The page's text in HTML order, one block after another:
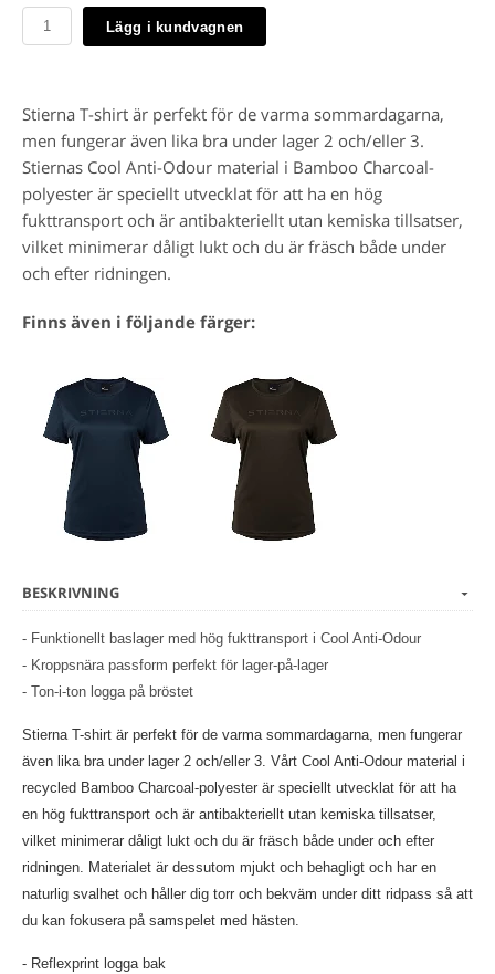
Lägg i kundvagnen
Stierna T-shirt är perfekt för de varma sommardagarna,
men fungerar även lika bra under lager 2 och/eller 3.
Stiernas Cool Anti-Odour material i Bamboo Charcoal-
polyester är speciellt utvecklat för att ha en hög
fukttransport och är antibakteriellt utan kemiska tillsatser,
vilket minimerar dåligt lukt och du är fräsch både under
och efter ridningen.
Finns även i följande färger:
BESKRIVNING
- Funktionellt baslager med hög fukttransport i Cool Anti-Odour
- Kroppsnära passform perfekt för lager-på-lager
- Ton-i-ton logga på bröstet
Stierna T-shirt är perfekt för de varma sommardagarna, men fungerar
även lika bra under lager 2 och/eller 3. Vårt Cool Anti-Odour material i
recycled Bamboo Charcoal-polyester är speciellt utvecklat för att ha
en hög fukttransport och är antibakteriellt utan kemiska tillsatser,
vilket minimerar dåligt lukt och du är fräsch både under och efter
ridningen. Materialet är dessutom mjukt och behagligt och har en
naturlig svalhet och håller dig torr och bekväm under ditt ridpass så att
du kan fokusera på samspelet med hästen.
- Reflexprint logga bak